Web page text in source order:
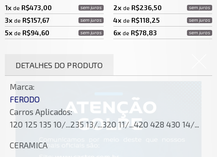
1x de R$473,00 sem juros 2x de R$236,50 sem juros
3x de R$157,67 sem juros 4x de R$118,25 sem juros
5x de R$94,60 sem juros 6x de R$78,83 sem juros
DETALHES DO PRODUTO
Marca:
FERODO
Carros Aplicados:
120 125 135 10/...235 13/...320 11/...420 428 430 14/...
CERAMICA